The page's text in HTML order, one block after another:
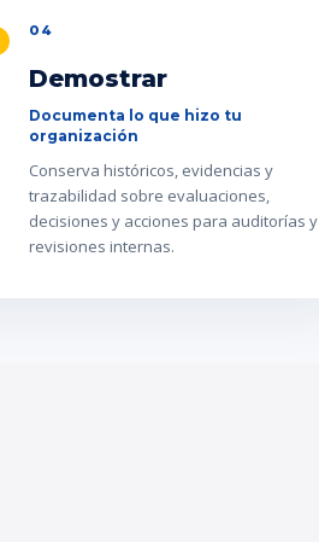
04
Demostrar
Documenta lo que hizo tu
organización
Conserva históricos, evidencias y
trazabilidad sobre evaluaciones,
decisiones y acciones para auditorías y
revisiones internas.